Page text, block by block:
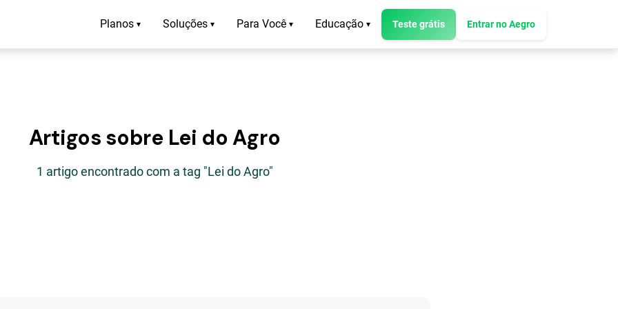
Planos ▾ Soluções ▾ Para Você ▾ Educação ▾ Teste grátis Entrar no Aegro
Artigos sobre Lei do Agro
1 artigo encontrado com a tag "Lei do Agro"